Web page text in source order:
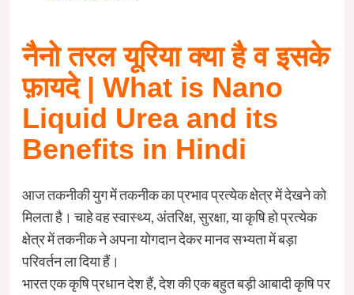
नैनो तरल यूरिया क्या है व इसके
फ़ायदे | What is Nano
Liquid Urea and its
Benefits in Hindi
आज तकनीकी युग में तकनीक का प्रभाव प्रत्येक क्षेत्र में देखने को
मिलता है। चाहे वह स्वास्थ्य, अंतरिक्ष, सुरक्षा, या कृषि हो प्रत्येक
क्षेत्र में तकनीक ने अपना योगदान देकर मानव सभ्यता में बड़ा
परिवर्तन ला दिया हैं।
भारत एक कृषि प्रधान देश हैं, देश की एक बहुत बड़ी आबादी कृषि पर